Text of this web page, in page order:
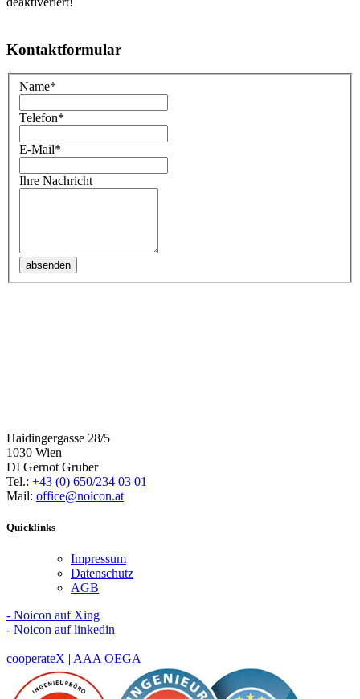
Kontaktformular
Name*
Telefon*
E-Mail*
Ihre Nachricht
Haidingergasse 28/5
1030 Wien
DI Gernot Gruber
Tel.: +43 (0) 650/234 03 01
Mail: office@noicon.at
Quicklinks
Impressum
Datenschutz
AGB
- Noicon auf Xing
- Noicon auf linkedin
cooperateX | AAA OEGA